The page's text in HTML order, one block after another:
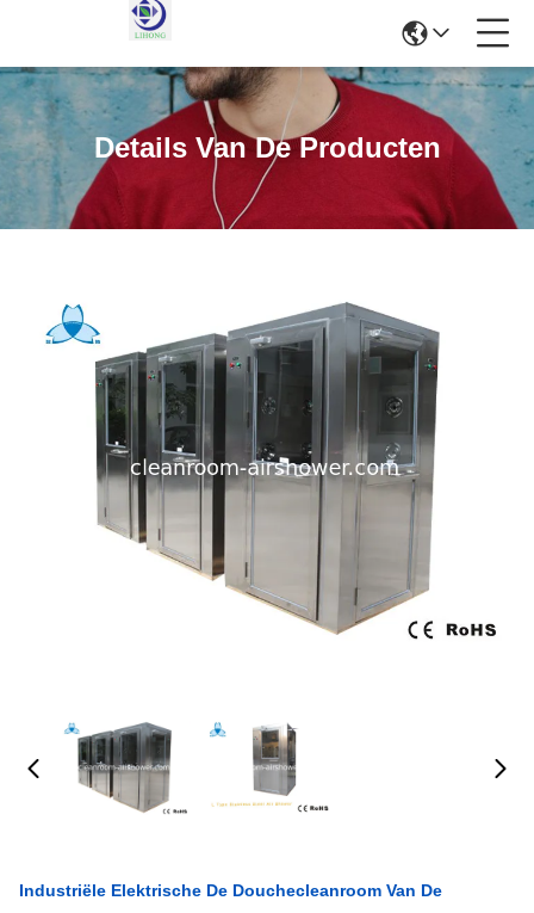
Details Van De Producten
Industriële Elektrische De Douchecleanroom Van De